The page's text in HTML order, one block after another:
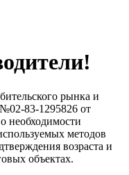
рынка и
83-1295826 от
необходимости
методов
возраста и
объектах.